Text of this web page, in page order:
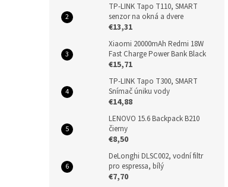
TP-LINK Tapo T110, SMART
senzor na okná a dvere
€13,31
Xiaomi 20000mAh Redmi 18W
Fast Charge Power Bank Black
€15,71
TP-LINK Tapo T300, SMART
Snímač úniku vody
€14,88
LENOVO 15.6 Backpack B210
čierny
€8,50
DeLonghi DLSC002, vodní filtr
pro espressa, bílý
€7,70